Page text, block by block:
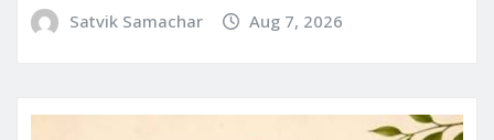
Satvik Samachar Aug 7, 2026